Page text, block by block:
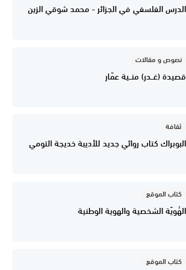
الدرس الفلسفي في الجزائر - محمد شوقي الزين
نصوص و مقالات
قصيدة (غــدر) منــية عمّار
ثقافة
البوبراك كتاب روائي جديد للأديبة خديجة التومي
كتاب الموقع
الهُويّة الشخصية والهوية الوطنية
كتاب الموقع